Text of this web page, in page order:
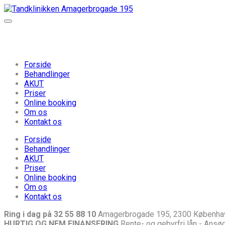
Forside
Behandlinger
AKUT
Priser
Online booking
Om os
Kontakt os
Forside
Behandlinger
AKUT
Priser
Online booking
Om os
Kontakt os
Ring i dag på 32 55 88 10 Amagerbrogade 195, 2300